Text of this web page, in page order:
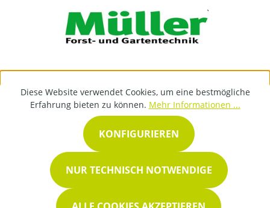
Diese Website verwendet Cookies, um eine bestmögliche
Erfahrung bieten zu können. Mehr Informationen ...
NUR TECHNISCH NOTWENDIGE
KONFIGURIEREN